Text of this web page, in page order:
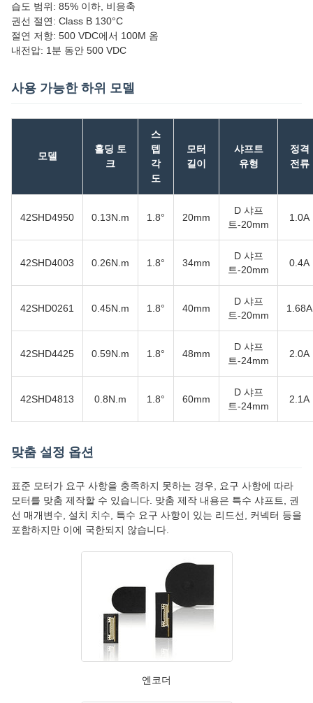
습도 범위: 85% 이하, 비응축
권선 절연: Class B 130°C
절연 저항: 500 VDC에서 100M 옴
내전압: 1분 동안 500 VDC
사용 가능한 하위 모델
모델
홀딩 토
크
스
텝
각
도
모터
길이
샤프트
유형
정격
전류
42SHD4950 0.13N.m 1.8° 20mm
D 샤프
트-20mm
1.0A
42SHD4003 0.26N.m 1.8° 34mm
D 샤프
트-20mm
0.4A
42SHD0261 0.45N.m 1.8° 40mm
D 샤프
트-20mm
1.68A
42SHD4425 0.59N.m 1.8° 48mm
D 샤프
트-24mm
2.0A
42SHD4813 0.8N.m 1.8° 60mm
D 샤프
트-24mm
2.1A
맞춤 설정 옵션
표준 모터가 요구 사항을 충족하지 못하는 경우, 요구 사항에 따라
모터를 맞춤 제작할 수 있습니다. 맞춤 제작 내용은 특수 샤프트, 권
선 매개변수, 설치 치수, 특수 요구 사항이 있는 리드선, 커넥터 등을
포함하지만 이에 국한되지 않습니다.
엔코더